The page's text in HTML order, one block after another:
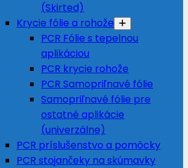
(Skirted)
Krycie fólie a rohože
PCR Fólie s tepelnou
aplikáciou
PCR krycie rohože
PCR Samopriľnavé fólie
Samopriľnavé fólie pre
ostatné aplikácie
(univerzálne)
PCR príslušenstvo a pomôcky
PCR stojančeky na skúmavky